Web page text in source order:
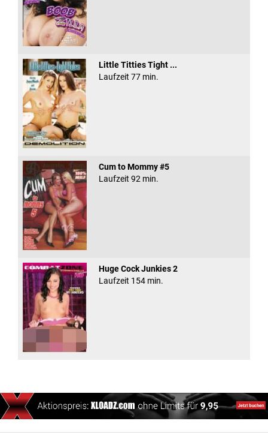
Little Titties Tight ...
Laufzeit 77 min.
Cum to Mommy #5
Laufzeit 92 min.
Huge Cock Junkies 2
Laufzeit 154 min.